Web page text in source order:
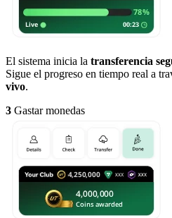
El sistema inicia la transferencia
Sigue el progreso en tiempo real a
vivo.
3 Gastar monedas